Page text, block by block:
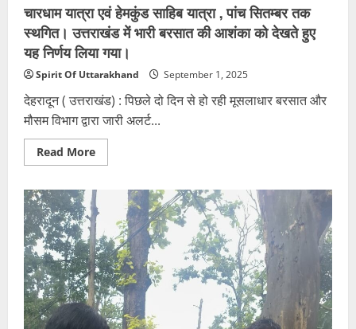
चारधाम यात्रा एवं हेमकुंड साहिब यात्रा , पांच सितम्बर तक
स्थगित। उत्तराखंड में भारी बरसात की आशंका को देखते हुए
यह निर्णय लिया गया।
Spirit Of Uttarakhand September 1, 2025
देहरादून ( उत्तराखंड) : पिछले दो दिन से हो रही मूसलाधार बरसात और
मौसम विभाग द्वारा जारी अलर्ट...
Read MoreRead
more
यात्रा
एवं
हेमकुंड
साहिब
यात्रा
,
पांच
सितम्बर
तक
स्थगित।
उत्तराखंड
में